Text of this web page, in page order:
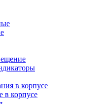
в корпусе
в корпусе